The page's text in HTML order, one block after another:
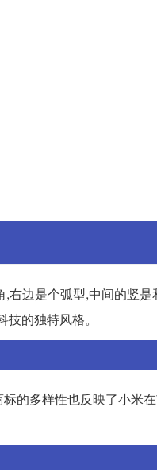
边是个弧型,中间的竖
的独特风格。
的多样性也反映了小米